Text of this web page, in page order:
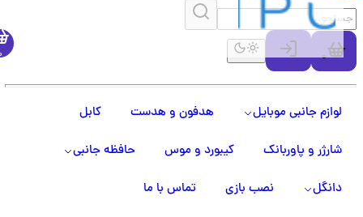
0
لوازم جانبی موبایل هدفون و هدست کابل
شارژر و پاوربانک کیبورد و موس حافظه جانبی
دانگل نصب بازی تماس با ما